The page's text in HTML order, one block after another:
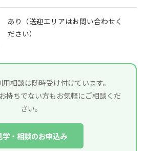
あり（送迎エリアはお問い合わせく
ださい）
相談は随時受け付けています。
持ちでない方もお気軽にご相談くだ
さい。
学・相談のお申込み